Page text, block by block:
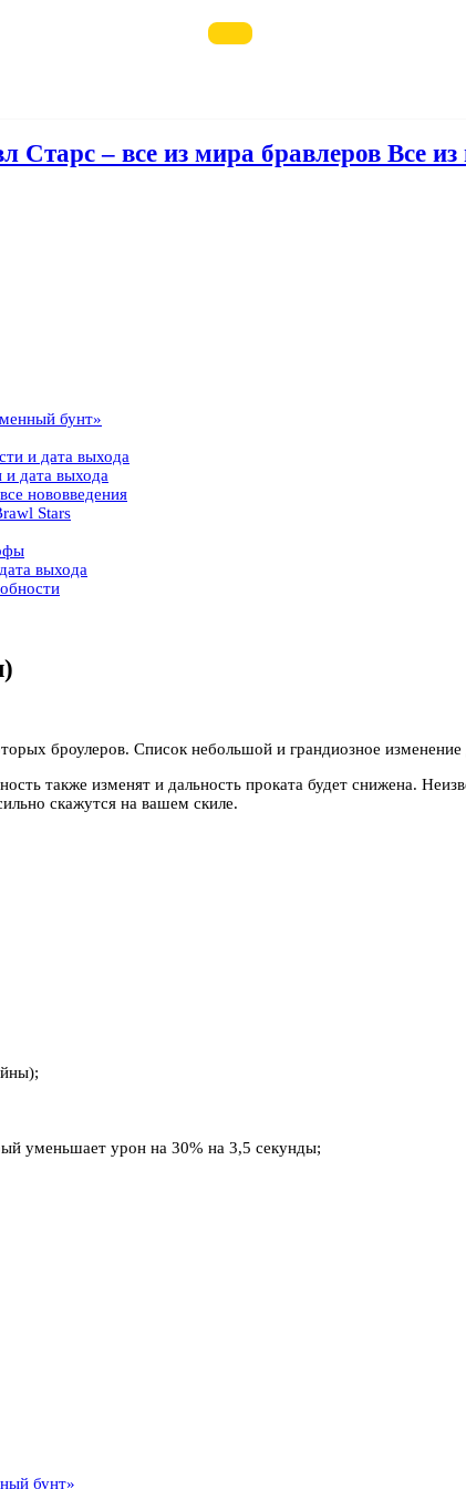
Старс – все из мира бравлеров Все
бунт»
и дата выхода
дата выхода
нововведения
Stars
выхода
броулеров. Список небольшой и грандиозное изменение
также изменят и дальность проката будет снижена.
скажутся на вашем скиле.
уменьшает урон на 30% на 3,5 секунды;